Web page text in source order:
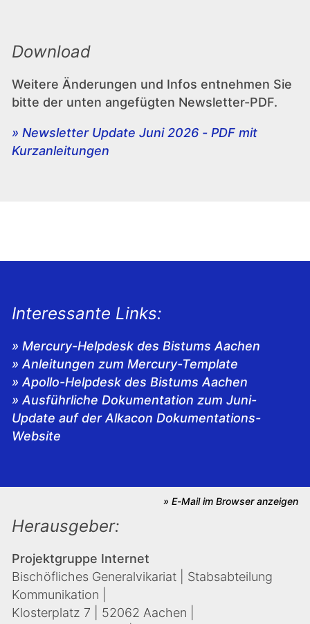
Download
Weitere Änderungen und Infos entnehmen Sie
bitte der unten angefügten Newsletter-PDF.
» Newsletter Update Juni 2026 - PDF mit
Kurzanleitungen
Interessante Links:
» Mercury-Helpdesk des Bistums Aachen
» Anleitungen zum Mercury-Template
» Apollo-Helpdesk des Bistums Aachen
» Ausführliche Dokumentation zum Juni-
Update auf der Alkacon Dokumentations-
Website
» E-Mail im Browser anzeigen
Herausgeber:
Projektgruppe Internet
Bischöfliches Generalvikariat | Stabsabteilung
Kommunikation |
Klosterplatz 7 | 52062 Aachen |